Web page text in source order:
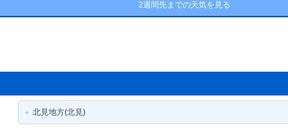
2週間先までの天気を見る
北見地方(北見)